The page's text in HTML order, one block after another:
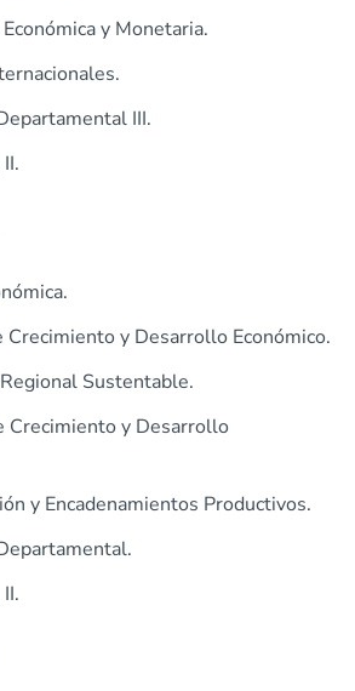
y Monetaria.
III.
Crecimiento y Desarrollo Económico.
Sustentable.
Crecimiento y Desarrollo
y Encadenamientos Productivos.